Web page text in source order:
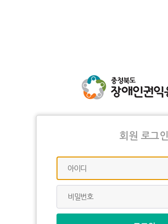
회원 로그인
아이디
비밀번호